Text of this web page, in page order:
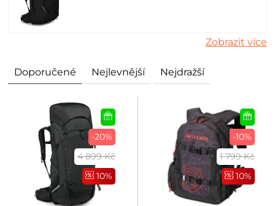
Zobrazit více
Doporučené Nejlevnější Nejdražší
-20%
4 899 Kč
10%
-10%
1 799 Kč
10%